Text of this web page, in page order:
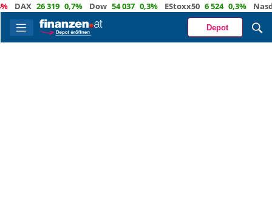
26 319 0,7% Dow 54 037 0,3% EStoxx50 6 524 0,3% Nasdaq
Depot